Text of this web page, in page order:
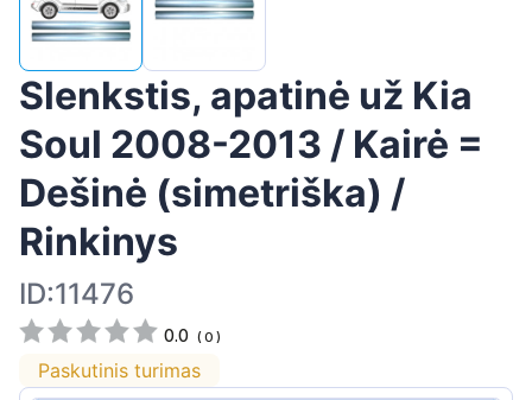
Slenkstis, apatinė už Kia
Soul 2008-2013 / Kairė =
Dešinė (simetriška) /
Rinkinys
ID:11476
0.0 (0 )
Paskutinis turimas